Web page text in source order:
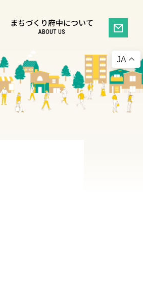
まちづくり府中について
ABOUT US
JA